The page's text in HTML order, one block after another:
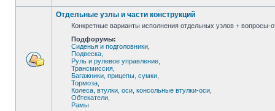
Отдельные узлы и части конструкций
Конкретные варианты исполнения отдельных узлов + вопросы-
Подфорумы:
Сиденья и подголовники
Подвеска
Руль и рулевое управление
Трансмиссия
Багажники, прицепы, сумки
Тормоза
Колеса, втулки, оси, консольные втулки-оси
Обтекатели
Рамы